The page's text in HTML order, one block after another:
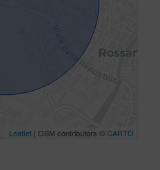
Leaflet| OSM contributors ©CARTO